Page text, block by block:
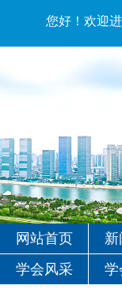
您好！欢迎
网站首页 新
学会风采
学